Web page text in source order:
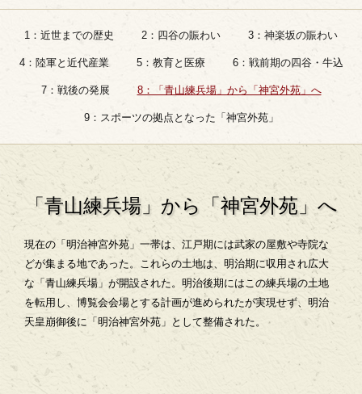
1：近世までの歴史 2：四谷の賑わい 3：神楽坂の賑わい
4：陸軍と近代産業 5：教育と医療 6：戦前期の四谷・牛込
7：戦後の発展 8：「青山練兵場」から「神宮外苑」へ
9：スポーツの拠点となった「神宮外苑」
「青山練兵場」から「神宮外苑」へ
現在の「明治神宮外苑」一帯は、江戸期には武家の屋敷や寺院な
どが集まる地であった。これらの土地は、明治期に収用され広大
な「青山練兵場」が開設された。明治後期にはこの練兵場の土地
を転用し、博覧会会場とする計画が進められたが実現せず、明治
天皇崩御後に「明治神宮外苑」として整備された。